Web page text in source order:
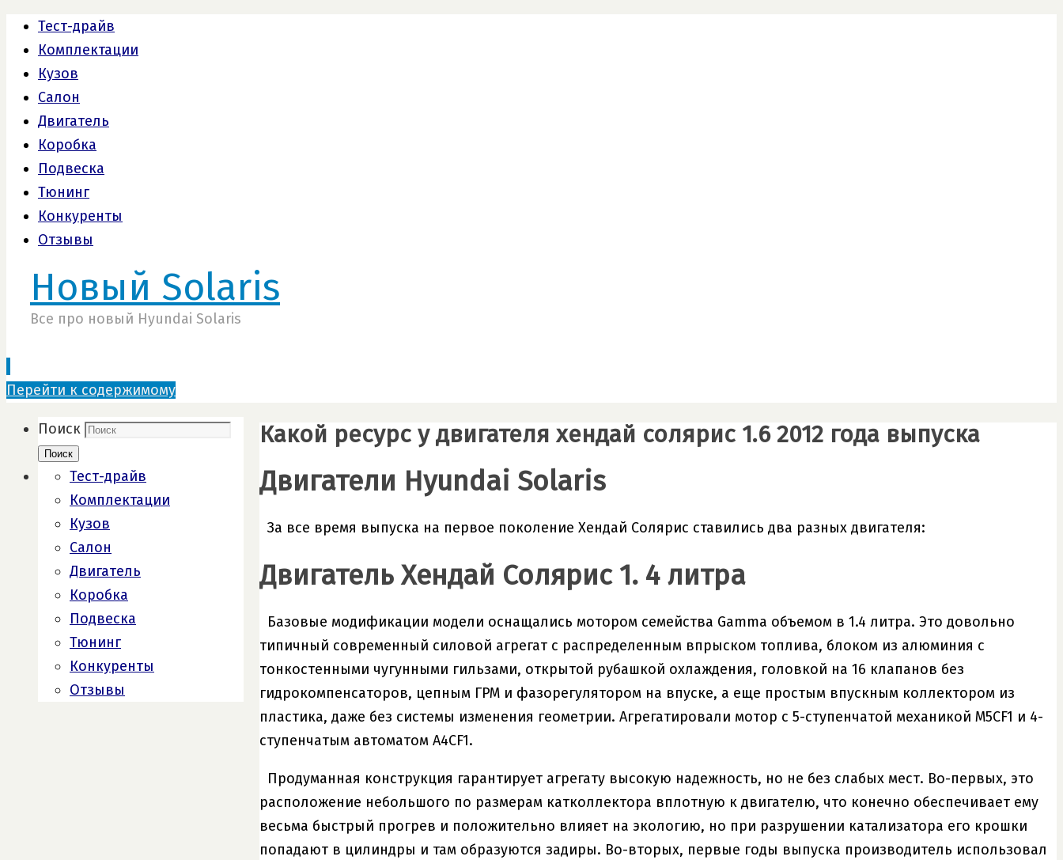
Тест-драйв
Комплектации
Кузов
Салон
Двигатель
Коробка
Подвеска
Тюнинг
Конкуренты
Отзывы
Новый Solaris
Все про новый Hyundai Solaris
Перейти к содержимому
Какой ресурс у двигателя хендай солярис 1.6 2012 года выпуска
Двигатели Hyundai Solaris
За все время выпуска на первое поколение Хендай Солярис ставились два разных двигателя:
Двигатель Хендай Солярис 1. 4 литра
Базовые модификации модели оснащались мотором семейства Gamma объемом в 1.4 литра. Это довольно
типичный современный силовой агрегат с распределенным впрыском топлива, блоком из алюминия с
тонкостенными чугунными гильзами, открытой рубашкой охлаждения, головкой на 16 клапанов без
гидрокомпенсаторов, цепным ГРМ и фазорегулятором на впуске, а еще простым впускным коллектором из
пластика, даже без системы изменения геометрии. Агрегатировали мотор с 5-ступенчатой механикой M5CF1 и 4-
ступенчатым автоматом A4CF1.
Продуманная конструкция гарантирует агрегату высокую надежность, но не без слабых мест. Во-первых, это
расположение небольшого по размерам катколлектора вплотную к двигателю, что конечно обеспечивает ему
весьма быстрый прогрев и положительно влияет на экологию, но при разрушении катализатора его крошки
попадают в цилиндры и там образуются задиры. Во-вторых, первые годы выпуска производитель использовал
Поиск
Поиск
Тест-драйв
Комплектации
Кузов
Салон
Двигатель
Коробка
Подвеска
Тюнинг
Конкуренты
Отзывы